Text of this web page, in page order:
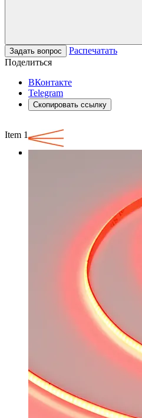
Задать вопрос
Распечатать
Поделиться
ВКонтакте
Telegram
Скопировать ссылку
Item 1 of 3